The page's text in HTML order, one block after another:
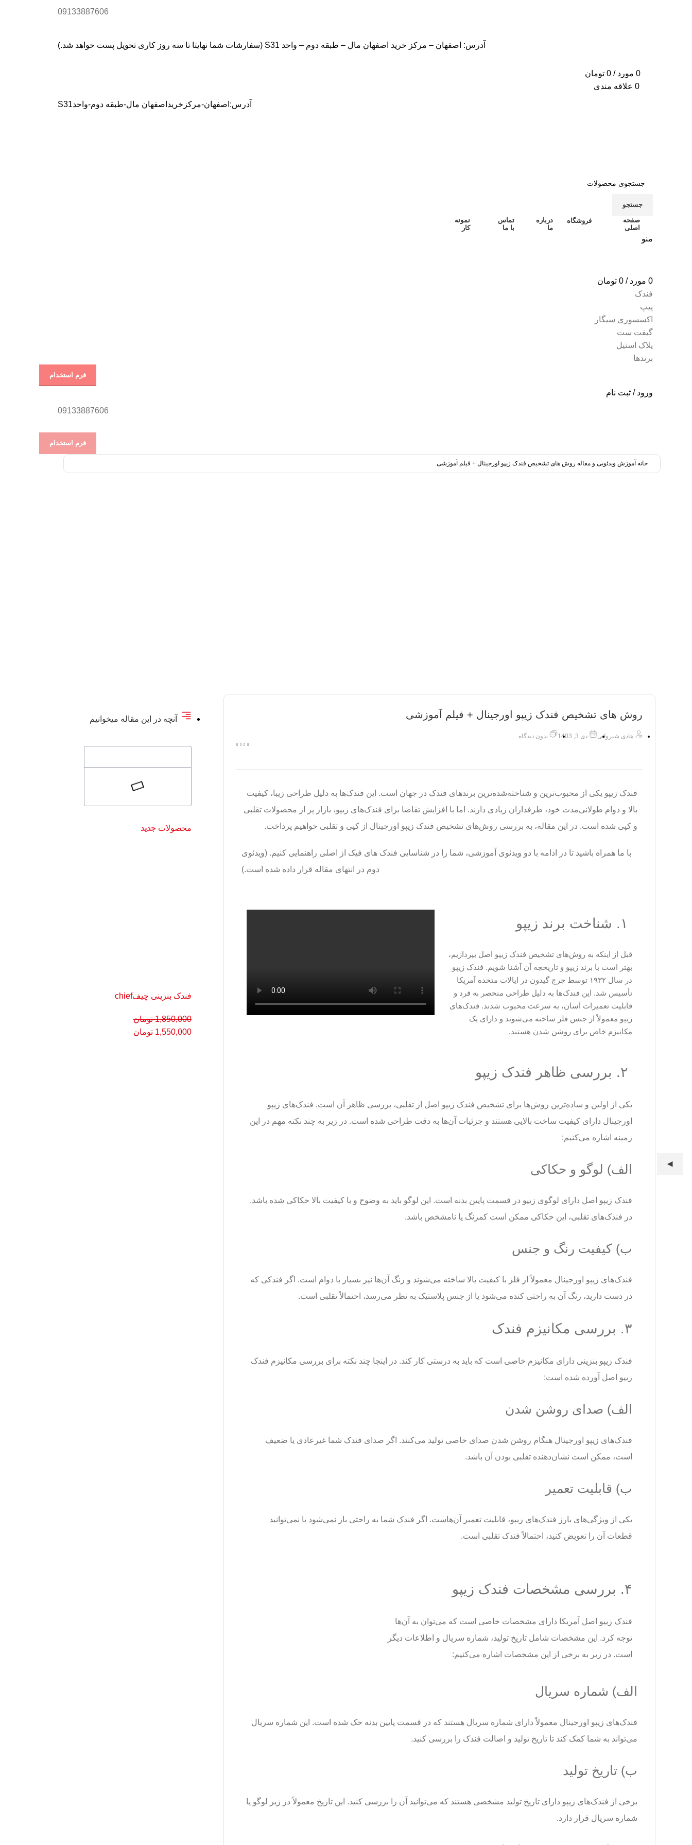
09133887606
آدرس: اصفهان – مرکز خرید اصفهان مال – طبقه دوم – واحد S31 (سفارشات شما نهایتا تا سه روز کاری تحویل پست خواهد شد.)
0 مورد /
0 تومان
0 علاقه مندی
آدرس:اصفهان-مرکزخریداصفهان مال-طبقه دوم-واحدS31
جستجو
صفحه
اصلی
فروشگاه
درباره
ما
تماس
با ما
نمونه
کار
منو
0 مورد /
0 تومان
فندک
پیپ
اکسسوری سیگار
گیفت ست
پلاک استیل
برندها
فرم استخدام
ورود / ثبت نام
09133887606
فرم استخدام
خانه آموزش ویدئویی و مقاله روش های تشخیص فندک زیپو اورجینال + فیلم آموزشی
روش های تشخیص فندک زیپو اورجینال + فیلم آموزشی
هادی شیروانی دی 3, 1403 بدون دیدگاه
فندک زیپو یکی از محبوب‌ترین و شناخته‌شده‌ترین برندهای فندک در جهان است. این فندک‌ها به دلیل طراحی زیبا، کیفیت
بالا و دوام طولانی‌مدت خود، طرفداران زیادی دارند. اما با افزایش تقاضا برای فندک‌های زیپو، بازار پر از محصولات تقلبی
و کپی شده است. در این مقاله، به بررسی روش‌های تشخیص فندک زیپو اورجینال از کپی و تقلبی خواهیم پرداخت.
با ما همراه باشید تا در ادامه با دو ویدئوی آموزشی، شما را در شناسایی فندک های فیک از اصلی راهنمایی کنیم. (ویدئوی
دوم در انتهای مقاله قرار داده شده است.)
قبل از اینکه به روش‌های تشخیص فندک زیپو اصل بپردازیم،
بهتر است با برند زیپو و تاریخچه آن آشنا شویم. فندک زیپو
در سال ۱۹۳۲ توسط جرج گیدون در ایالات متحده آمریکا
تأسیس شد. این فندک‌ها به دلیل طراحی منحصر به فرد و
قابلیت تعمیرات آسان، به سرعت محبوب شدند. فندک‌های
زیپو معمولاً از جنس فلز ساخته می‌شوند و دارای یک
مکانیزم خاص برای روشن شدن هستند.
◀
◀
یکی از اولین و ساده‌ترین روش‌ها برای تشخیص فندک زیپو اصل از تقلبی، بررسی ظاهر آن است. فندک‌های زیپو
اورجینال دارای کیفیت ساخت بالایی هستند و جزئیات آن‌ها به دقت طراحی شده است. در زیر به چند نکته مهم در این
زمینه اشاره می‌کنیم:
الف) لوگو و حکاکی
فندک زیپو اصل دارای لوگوی زیپو در قسمت پایین بدنه است. این لوگو باید به وضوح و با کیفیت بالا حکاکی شده باشد.
در فندک‌های تقلبی، این حکاکی ممکن است کمرنگ یا نامشخص باشد.
ب) کیفیت رنگ و جنس
فندک‌های زیپو اورجینال معمولاً از فلز با کیفیت بالا ساخته می‌شوند و رنگ آن‌ها نیز بسیار با دوام است. اگر فندکی که
در دست دارید، رنگ آن به راحتی کنده می‌شود یا از جنس پلاستیک به نظر می‌رسد، احتمالاً تقلبی است.
۳. بررسی مکانیزم فندک
فندک زیپو بنزینی دارای مکانیزم خاصی است که باید به درستی کار کند. در اینجا چند نکته برای بررسی مکانیزم فندک
زیپو اصل آورده شده است:
الف) صدای روشن شدن
فندک‌های زیپو اورجینال هنگام روشن شدن صدای خاصی تولید می‌کنند. اگر صدای فندک شما غیرعادی یا ضعیف
است، ممکن است نشان‌دهنده تقلبی بودن آن باشد.
ب) قابلیت تعمیر
یکی از ویژگی‌های بارز فندک‌های زیپو، قابلیت تعمیر آن‌هاست. اگر فندک شما به راحتی باز نمی‌شود یا نمی‌توانید
قطعات آن را تعویض کنید، احتمالاً فندک تقلبی است.
۴. بررسی مشخصات فندک زیپو
فندک زیپو اصل آمریکا دارای مشخصات خاصی است که می‌توان به آن‌ها
توجه کرد. این مشخصات شامل تاریخ تولید، شماره سریال و اطلاعات دیگر
است. در زیر به برخی از این مشخصات اشاره می‌کنیم:
الف) شماره سریال
فندک‌های زیپو اورجینال معمولاً دارای شماره سریال هستند که در قسمت پایین بدنه حک شده است. این شماره سریال
می‌تواند به شما کمک کند تا تاریخ تولید و اصالت فندک را بررسی کنید.
ب) تاریخ تولید
برخی از فندک‌های زیپو دارای تاریخ تولید مشخصی هستند که می‌توانید آن را بررسی کنید. این تاریخ معمولاً در زیر لوگو یا
شماره سریال قرار دارد.
◀
آنچه در این مقاله میخوانیم
محصولات جدید
فندک بنزینی چیفchief
1,850,000 تومان
1,550,000 تومان